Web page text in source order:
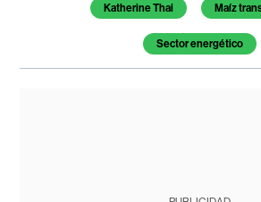
Katherine Thai Maíz
Sector energético